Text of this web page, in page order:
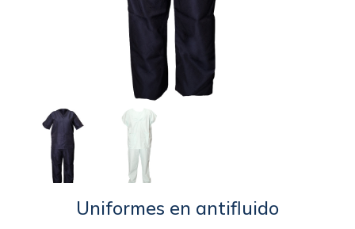
Uniformes en antifluido